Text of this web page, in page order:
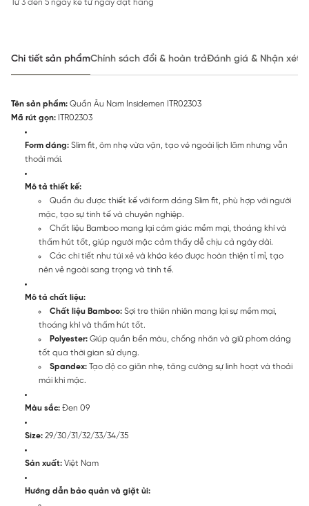
Từ 3 đến 5 ngày kể từ ngày đặt hàng
Chi tiết sản phẩmChính sách đổi & hoàn trảĐánh giá & Nhận xét
Tên sản phẩm: Quần Âu Nam Insidemen ITR02303
Mã rút gọn: ITR02303
Form dáng: Slim fit, ôm nhẹ vừa vặn, tạo vẻ ngoài lịch lãm nhưng vẫn
thoải mái.
Mô tả thiết kế:
Quần âu được thiết kế với form dáng Slim fit, phù hợp với người
mặc, tạo sự tinh tế và chuyên nghiệp.
Chất liệu Bamboo mang lại cảm giác mềm mại, thoáng khí và
thấm hút tốt, giúp người mặc cảm thấy dễ chịu cả ngày dài.
Các chi tiết như túi xẻ và khóa kéo được hoàn thiện tỉ mỉ, tạo
nên vẻ ngoài sang trọng và tinh tế.
Mô tả chất liệu:
Chất liệu Bamboo: Sợi tre thiên nhiên mang lại sự mềm mại,
thoáng khí và thấm hút tốt.
Polyester: Giúp quần bền màu, chống nhăn và giữ phom dáng
tốt qua thời gian sử dụng.
Spandex: Tạo độ co giãn nhẹ, tăng cường sự linh hoạt và thoải
mái khi mặc.
Màu sắc: Đen 09
Size: 29/30/31/32/33/34/35
Sản xuất: Việt Nam
Hướng dẫn bảo quản và giặt ủi: